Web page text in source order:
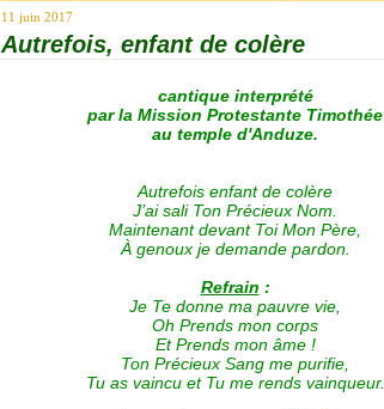
11 juin 2017
Autrefois, enfant de colère
cantique interprété
par la Mission Protestante Timothée
au temple d'Anduze.
Autrefois enfant de colère
J’ai sali Ton Précieux Nom.
Maintenant devant Toi Mon Père,
À genoux je demande pardon.
Refrain :
Je Te donne ma pauvre vie,
Oh Prends mon corps
Et Prends mon âme !
Ton Précieux Sang me purifie,
Tu as vaincu et Tu me rends vainqueur.